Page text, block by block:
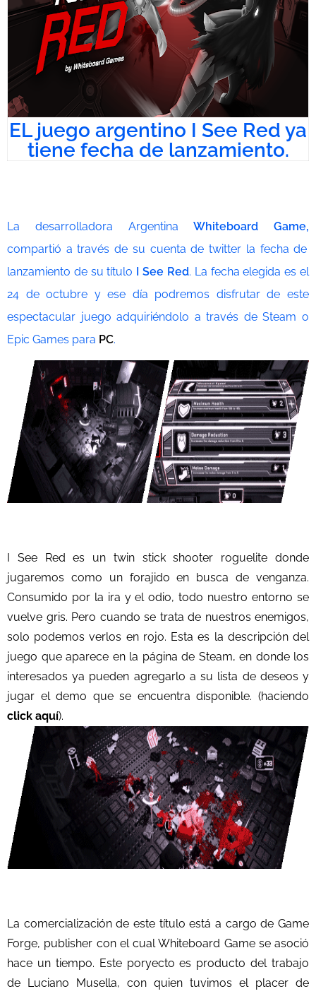
EL juego argentino I See Red ya
tiene fecha de lanzamiento.
La desarrolladora ArgentinaWhiteboard Game,
compartió a través de su cuenta de twitter la fecha de
lanzamiento de su título I See Red. La fecha elegida es el
24 de octubre y ese día podremos disfrutar de este
espectacular juego adquiriéndolo a través de Steam o
Epic Games para PC.
I See Red es un twin stick shooter roguelite donde
jugaremos como un forajido en busca de venganza.
Consumido por la ira y el odio, todo nuestro entorno se
vuelve gris. Pero cuando se trata de nuestros enemigos,
solo podemos verlos en rojo. Esta es la descripción del
juego que aparece en la página de Steam, en donde los
interesados ya pueden agregarlo a su lista de deseos y
jugar el demo que se encuentra disponible. (haciendo
click aquí).
La comercialización de este título está a cargo de Game
Forge, publisher con el cual Whiteboard Game se asoció
hace un tiempo. Este poryecto es producto del trabajo
de Luciano Musella, con quien tuvimos el placer de